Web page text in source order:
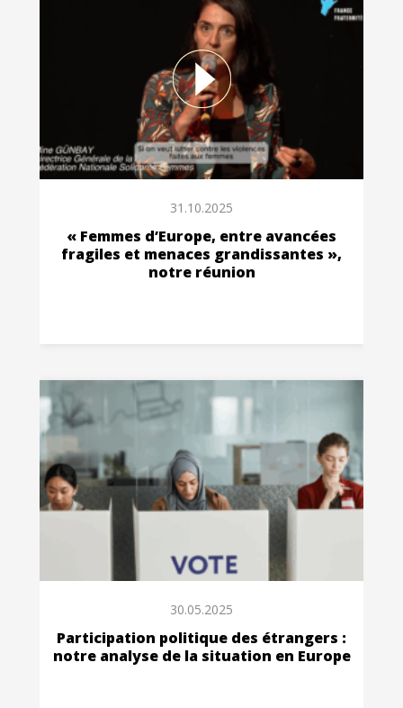
31.10.2025
« Femmes d’Europe, entre avancées
fragiles et menaces grandissantes »,
notre réunion
30.05.2025
Participation politique des étrangers :
notre analyse de la situation en Europe